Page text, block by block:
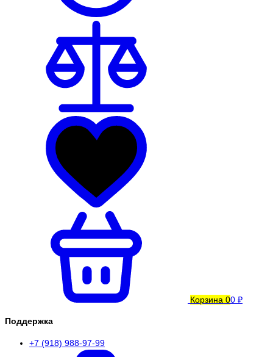
Корзина 00 ₽
Поддержка
+7 (918) 988-97-99